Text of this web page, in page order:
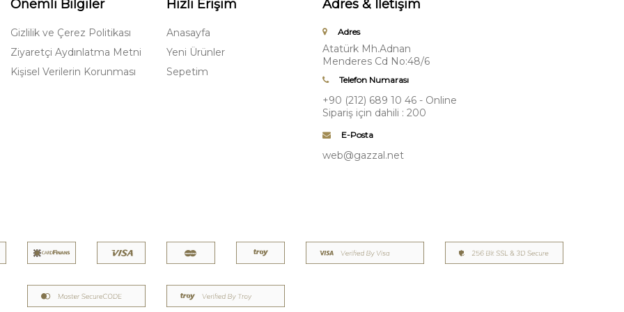
Önemli Bilgiler
Gizlilik ve Çerez Politikası
Ziyaretçi Aydınlatma Metni
Kişisel Verilerin Korunması
Hızlı Erişim
Anasayfa
Yeni Ürünler
Sepetim
Adres & İletişim
Adres
Atatürk Mh.Adnan
Menderes Cd No:48/6
Telefon Numarası
+90 (212) 689 10 46 - Online
Sipariş için dahili : 200
E-Posta
web@gazzal.net